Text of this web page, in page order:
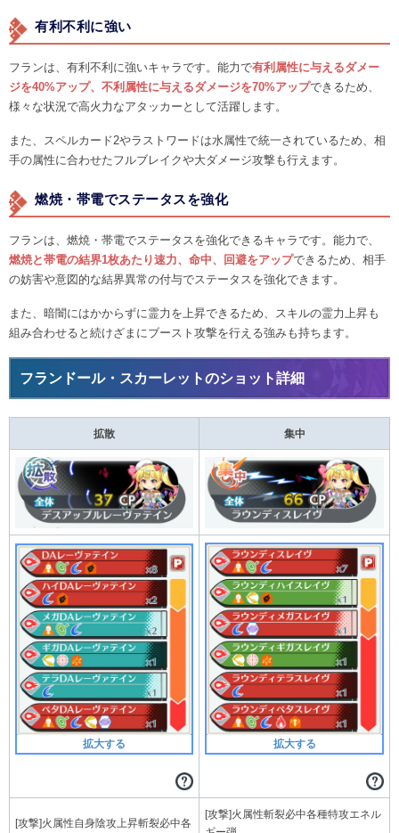
有利不利に強い
フランは、有利不利に強いキャラです。能力で有利属性に与えるダメー
ジを40%アップ、不利属性に与えるダメージを70%アップできるため、
様々な状況で高火力なアタッカーとして活躍します。
また、スペルカード2やラストワードは水属性で統一されているため、相
手の属性に合わせたフルブレイクや大ダメージ攻撃も行えます。
燃焼・帯電でステータスを強化
フランは、燃焼・帯電でステータスを強化できるキャラです。能力で、
燃焼と帯電の結界1枚あたり速力、命中、回避をアップできるため、相手
の妨害や意図的な結界異常の付与でステータスを強化できます。
また、暗闇にはかからずに霊力を上昇できるため、スキルの霊力上昇も
組み合わせると続けざまにブースト攻撃を行える強みも持ちます。
フランドール・スカーレットのショット詳細
拡散 集中
拡大する 拡大する
[攻撃]火属性自身陰攻上昇斬裂必中各
[攻撃]火属性斬裂必中各種特攻エネル